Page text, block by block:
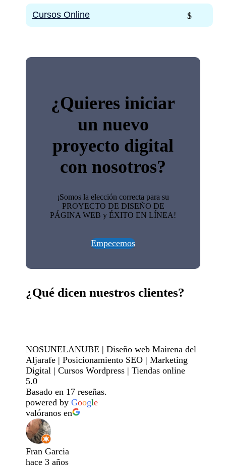
Cursos Online
¿Quieres iniciar
un nuevo
proyecto digital
con nosotros?
¡Somos la elección correcta para su
PROYECTO DE DISEÑO DE
PÁGINA WEB y ÉXITO EN LÍNEA!
Empecemos
¿Qué dicen nuestros clientes?
NOSUNELANUBE | Diseño web Mairena del
Aljarafe | Posicionamiento SEO | Marketing
Digital | Cursos Wordpress | Tiendas online
5.0
Basado en 17 reseñas.
powered byGoogle
valóranos en
Fran Garcia
hace 3 años